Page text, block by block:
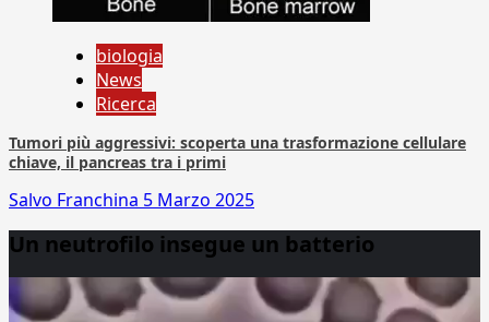
biologia
News
Ricerca
Tumori più aggressivi: scoperta una trasformazione cellulare
chiave, il pancreas tra i primi
Salvo Franchina 5 Marzo 2025
Un neutrofilo insegue un batterio
Player